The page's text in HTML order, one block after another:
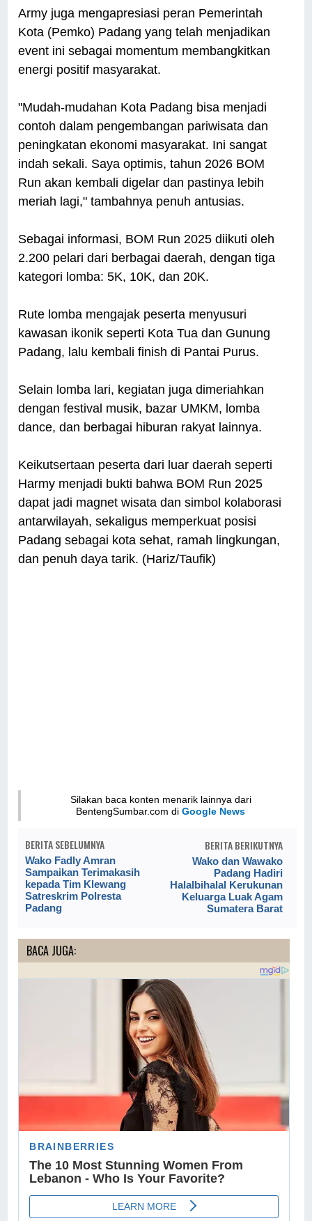
Army juga mengapresiasi peran Pemerintah
Kota (Pemko) Padang yang telah menjadikan
event ini sebagai momentum membangkitkan
energi positif masyarakat.
"Mudah-mudahan Kota Padang bisa menjadi
contoh dalam pengembangan pariwisata dan
peningkatan ekonomi masyarakat. Ini sangat
indah sekali. Saya optimis, tahun 2026 BOM
Run akan kembali digelar dan pastinya lebih
meriah lagi," tambahnya penuh antusias.
Sebagai informasi, BOM Run 2025 diikuti oleh
2.200 pelari dari berbagai daerah, dengan tiga
kategori lomba: 5K, 10K, dan 20K.
Rute lomba mengajak peserta menyusuri
kawasan ikonik seperti Kota Tua dan Gunung
Padang, lalu kembali finish di Pantai Purus.
Selain lomba lari, kegiatan juga dimeriahkan
dengan festival musik, bazar UMKM, lomba
dance, dan berbagai hiburan rakyat lainnya.
Keikutsertaan peserta dari luar daerah seperti
Harmy menjadi bukti bahwa BOM Run 2025
dapat jadi magnet wisata dan simbol kolaborasi
antarwilayah, sekaligus memperkuat posisi
Padang sebagai kota sehat, ramah lingkungan,
dan penuh daya tarik. (Hariz/Taufik)
Silakan baca konten menarik lainnya dari
BentengSumbar.com diGoogle News
BERITA SEBELUMNYA
Wako Fadly Amran
Sampaikan Terimakasih
kepada Tim Klewang
Satreskrim Polresta
Padang
BERITA BERIKUTNYA
Wako dan Wawako
Padang Hadiri
Halalbihalal Kerukunan
Keluarga Luak Agam
Sumatera Barat
BACA JUGA: